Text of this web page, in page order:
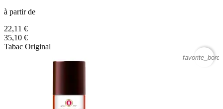
à partir de
22,11 €
35,10 €
Tabac Original